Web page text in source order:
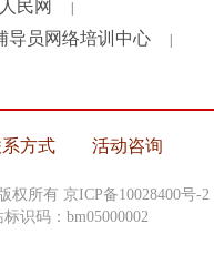
人民网
导员网络培训中心
方式 活动咨询
权所有 京ICP备10028400号-2
识码：bm05000002